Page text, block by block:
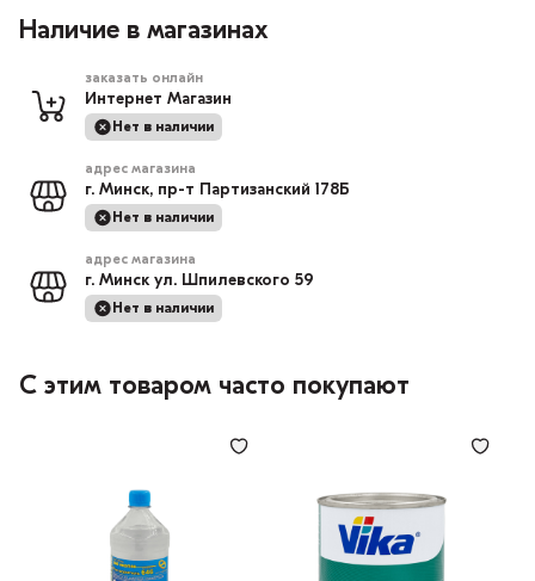
Наличие в магазинах
заказать онлайн
Интернет Магазин
Нет в наличии
адрес магазина
г. Минск, пр-т Партизанский 178Б
Нет в наличии
адрес магазина
г. Минск ул. Шпилевского 59
Нет в наличии
С этим товаром часто покупают